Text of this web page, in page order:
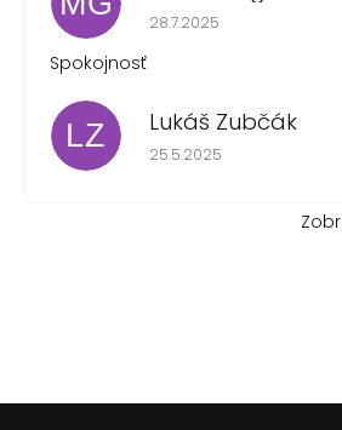
Hodnotenie obchodu
28.7.2025
Spokojnosť
LZ Lukáš Zubčák
Hodnotenie obchodu
25.5.2025